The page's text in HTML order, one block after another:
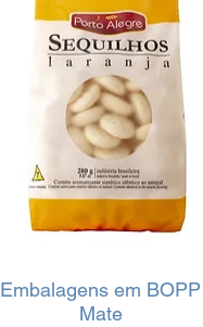
Visualização rápida
Embalagens em BOPP
Mate